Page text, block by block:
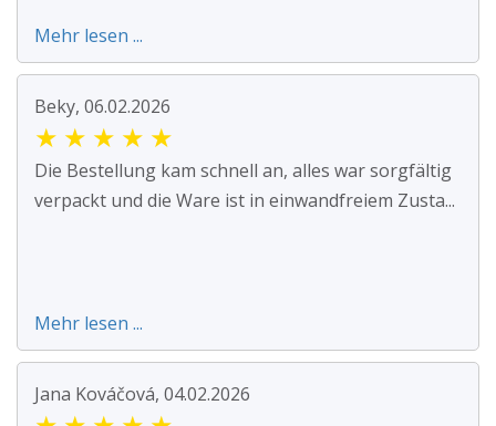
Mehr lesen ...
Beky, 06.02.2026
★ ★ ★ ★ ★
Die Bestellung kam schnell an, alles war sorgfältig
verpackt und die Ware ist in einwandfreiem Zusta...
Mehr lesen ...
Jana Kováčová, 04.02.2026